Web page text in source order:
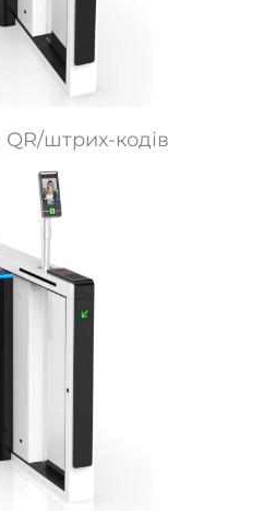
штрих-кодів